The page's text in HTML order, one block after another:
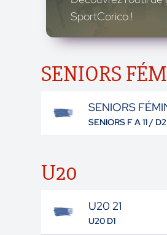
SportCorico !
SENIORS
SENIORS
SENIORS F A 11 /
U20
U20 21
U20 D1